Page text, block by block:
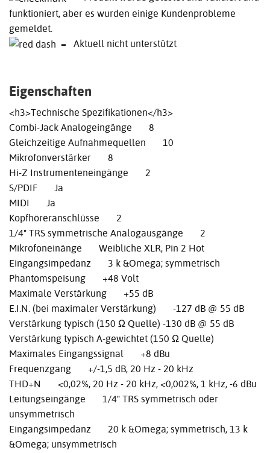
funktioniert, aber es wurden einige Kundenprobleme
gemeldet.
= Aktuell nicht unterstützt
Eigenschaften
<h3>Technische Spezifikationen</h3>
Combi-Jack Analogeingänge 8
Gleichzeitige Aufnahmequellen 10
Mikrofonverstärker 8
Hi-Z Instrumenteneingänge 2
S/PDIF Ja
MIDI Ja
Kopfhöreranschlüsse 2
1/4" TRS symmetrische Analogausgänge 2
Mikrofoneinänge Weibliche XLR, Pin 2 Hot
Eingangsimpedanz 3 k &Omega; symmetrisch
Phantomspeisung +48 Volt
Maximale Verstärkung +55 dB
E.I.N. (bei maximaler Verstärkung) -127 dB @ 55 dB
Verstärkung typisch (150 Ω Quelle) -130 dB @ 55 dB
Verstärkung typisch A-gewichtet (150 Ω Quelle)
Maximales Eingangssignal +8 dBu
Frequenzgang +/-1,5 dB, 20 Hz - 20 kHz
THD+N <0,02%, 20 Hz - 20 kHz, <0,002%, 1 kHz, -6 dBu
Leitungseingänge 1/4" TRS symmetrisch oder
unsymmetrisch
Eingangsimpedanz 20 k &Omega; symmetrisch, 13 k
&Omega; unsymmetrisch